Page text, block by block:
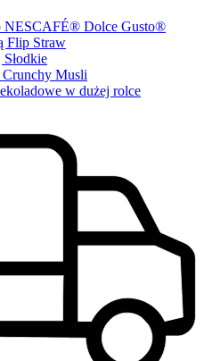
NESCAFÉ® Dolce Gusto®
Flip Straw
Musli
w dużej rolce